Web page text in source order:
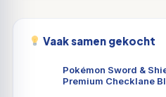
Radiant Gardevoir
Vaak samen gekocht
Pokémon Sword &
Premium Checklane